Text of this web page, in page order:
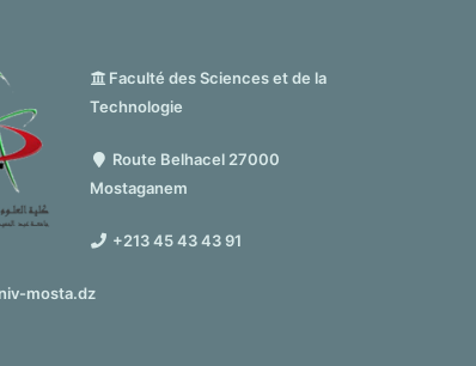
Faculté des Sciences et de la
Technologie
Route Belhacel 27000
Mostaganem
+213 45 43 43 91
mosta.dz